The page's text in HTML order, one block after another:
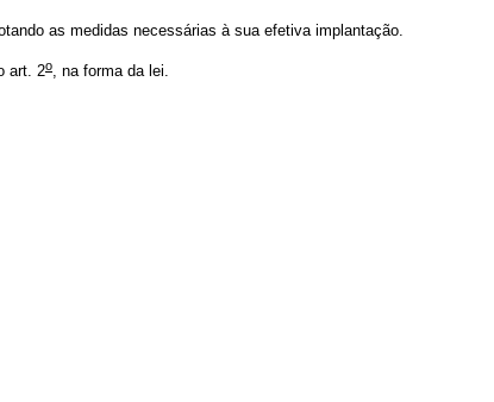
as medidas necessárias à sua efetiva implantação.
art. 2o, na forma da lei.